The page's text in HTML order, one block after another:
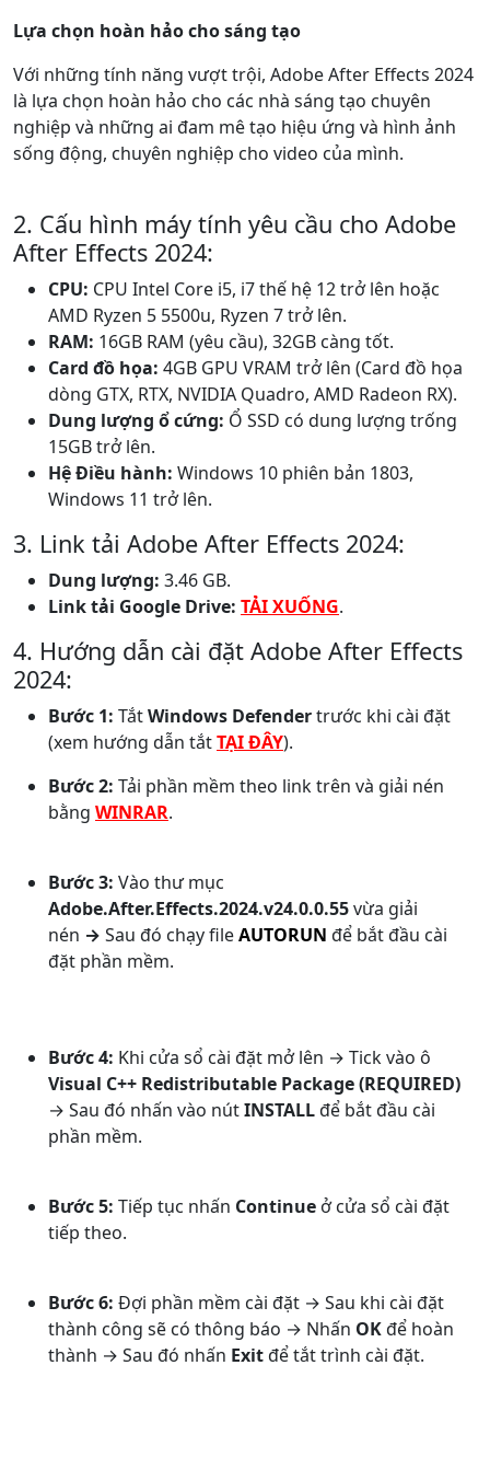
Lựa chọn hoàn hảo cho sáng tạo
Với những tính năng vượt trội, Adobe After Effects 2024
là lựa chọn hoàn hảo cho các nhà sáng tạo chuyên
nghiệp và những ai đam mê tạo hiệu ứng và hình ảnh
sống động, chuyên nghiệp cho video của mình.
2. Cấu hình máy tính yêu cầu cho Adobe
After Effects 2024:
CPU: CPU Intel Core i5, i7 thế hệ 12 trở lên hoặc
AMD Ryzen 5 5500u, Ryzen 7 trở lên.
RAM: 16GB RAM (yêu cầu), 32GB càng tốt.
Card đồ họa: 4GB GPU VRAM trở lên (Card đồ họa
dòng GTX, RTX, NVIDIA Quadro, AMD Radeon RX).
Dung lượng ổ cứng: Ổ SSD có dung lượng trống
15GB trở lên.
Hệ Điều hành: Windows 10 phiên bản 1803,
Windows 11 trở lên.
3. Link tải Adobe After Effects 2024:
Dung lượng: 3.46 GB.
Link tải Google Drive: TẢI XUỐNG.
4. Hướng dẫn cài đặt Adobe After Effects
2024:
Bước 1: TắtWindows Defendertrước khi cài đặt
(xem hướng dẫn tắtTẠI ĐÂY).
Bước 2: Tải phần mềm theo link trên và giải nén
bằng WINRAR.
Bước 3: Vào thư mục
Adobe.After.Effects.2024.v24.0.0.55vừa giải
nén → Sau đó chạy fileAUTORUN để bắt đầu cài
đặt phần mềm.
Bước 4: Khi cửa sổ cài đặt mở lên → Tick vào ô
Visual C++ Redistributable Package (REQUIRED)
→ Sau đó nhấn vào nútINSTALLđể bắt đầu cài
phần mềm.
Bước 5: Tiếp tục nhấn Continue ở cửa sổ cài đặt
tiếp theo.
Bước 6: Đợi phần mềm cài đặt → Sau khi cài đặt
thành công sẽ có thông báo → Nhấn OKđể hoàn
thành → Sau đó nhấn Exitđể tắt trình cài đặt.